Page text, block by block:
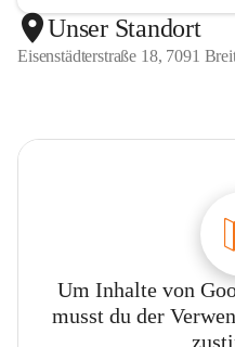
Unser Standort
Eisenstädterstraße 18, 7091
Um Inhalte von
musst du der